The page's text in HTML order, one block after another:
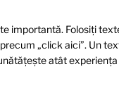
importantă. Folosiți
„click aici”. Un
atât experiența